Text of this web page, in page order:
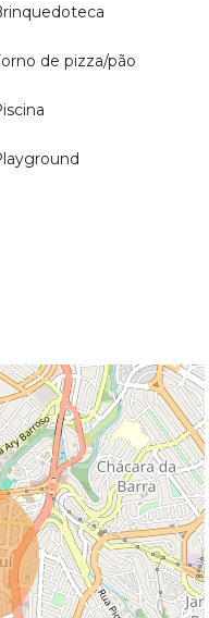
de pizza/pão